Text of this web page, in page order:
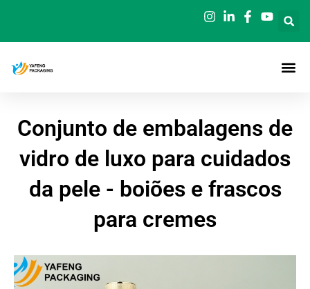
o
Conjunto de embalagens de
vidro de luxo para cuidados
da pele - boiões e frascos
para cremes